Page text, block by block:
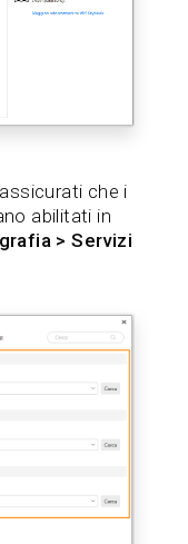
che i
abilitati in
> Servizi